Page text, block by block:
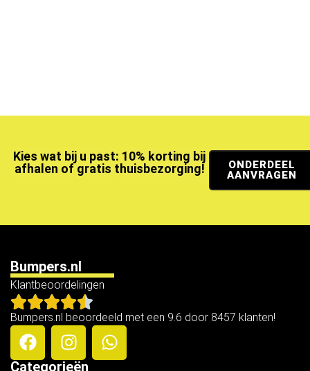
Kies wat bij u past: 10% korting bij
afhalen of gratis thuisbezorging!
ONDERDEEL
AANVRAGEN
Bumpers.nl
Klantbeoordelingen
Bumpers.nl beoordeeld met een 9.6 door 8457 klanten!
Categorieën